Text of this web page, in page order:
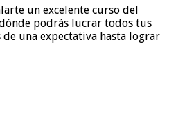
un excelente curso del
podrás lucrar todos tus
una expectativa hasta lograr